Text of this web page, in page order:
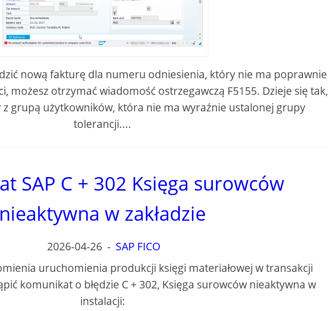
nową fakturę dla numeru odniesienia, który nie ma poprawnie
możesz otrzymać wiadomość ostrzegawczą F5155. Dzieje się tak,
z grupą użytkowników, która nie ma wyraźnie ustalonej grupy
tolerancji....
SAP C + 302 Księga surowców
nieaktywna w zakładzie
2026-04-26 - SAP FICO
uruchomienia produkcji księgi materiałowej w transakcji
komunikat o błędzie C + 302, Księga surowców nieaktywna w
instalacji: